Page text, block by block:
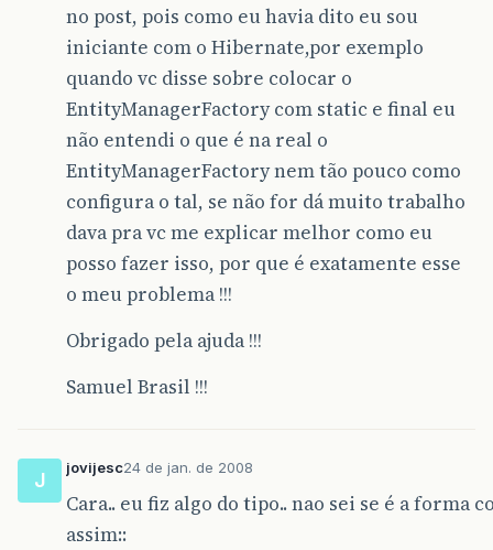
no post, pois como eu havia dito eu sou
iniciante com o Hibernate,por exemplo
quando vc disse sobre colocar o
EntityManagerFactory com static e final eu
não entendi o que é na real o
EntityManagerFactory nem tão pouco como
configura o tal, se não for dá muito trabalho
dava pra vc me explicar melhor como eu
posso fazer isso, por que é exatamente esse
o meu problema !!!
Obrigado pela ajuda !!!
Samuel Brasil !!!
J
jovijesc24 de jan. de 2008
Cara.. eu fiz algo do tipo.. nao sei se é a forma
assim::